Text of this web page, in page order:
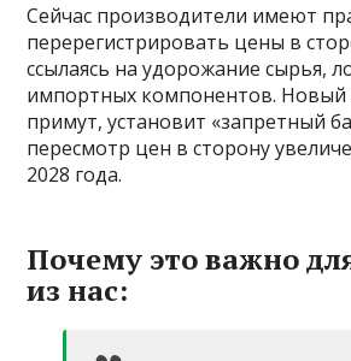
Сейчас производители имеют
перерегистрировать цены в
ссылаясь на удорожание сырья,
импортных компонентов. Новый
примут, установит «запретный
пересмотр цен в сторону
2028 года.
Почему это важно
из нас: